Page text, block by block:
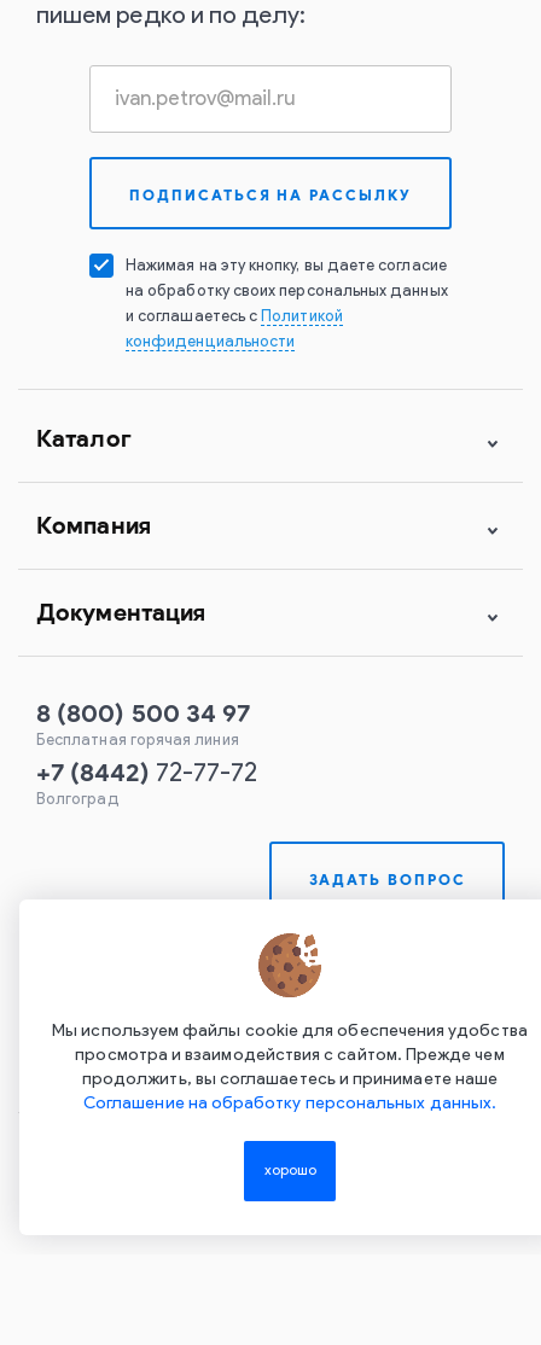
пишем редко и по делу:
Нажимая на эту кнопку, вы даете согласие
на обработку своих персональных данных
и соглашаетесь с Политикой
конфиденциальности
Каталог
Компания
Документация
8 (800) 500 34 97
Бесплатная горячая линия
+7 (8442) 72-77-72
Волгоград
ЗАДАТЬ ВОПРОС
Copyright ©2015-2026. Завод Econex. Производство
светотехнического оборудования. При использовании
Мы используем файлы cookie для обеспечения удобства
просмотра и взаимодействия с сайтом. Прежде чем
продолжить, вы соглашаетесь и принимаете наше
Соглашение на обработку персональных данных.
хорошо